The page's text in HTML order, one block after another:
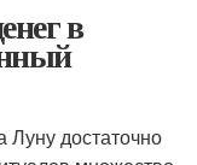
в
Луну достаточно